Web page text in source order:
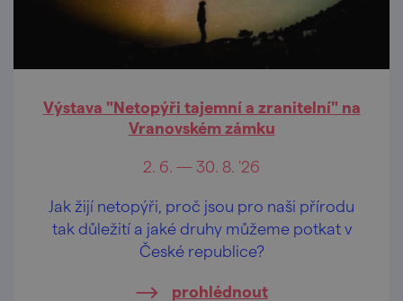
Výstava "Netopýři tajemní a zranitelní" na
Vranovském zámku
2. 6. — 30. 8. '26
Jak žijí netopýři, proč jsou pro naši přírodu
tak důležití a jaké druhy můžeme potkat v
České republice?
prohlédnout